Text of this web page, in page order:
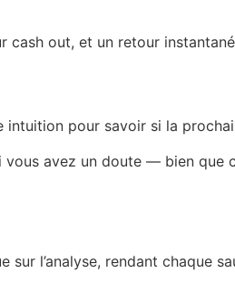
cash out, et un retour
pour savoir si la
avez un doute — bien que
l’analyse, rendant chaque